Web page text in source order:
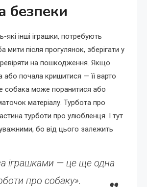
безпеки
які інші іграшки, потребують
мити після прогулянок, зберігати у
на пошкодження. Якщо
або почала кришитися — її варто
собака може поранитися або
матеріалу. Турбота про
турботи про улюбленця. І тут
бо від цього залежить
іграшками — це ще одна
про собаку».